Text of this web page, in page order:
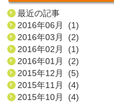
最近の記事
2016年06月 (1)
2016年03月 (2)
2016年02月 (1)
2016年01月 (2)
2015年12月 (5)
2015年11月 (4)
2015年10月 (4)